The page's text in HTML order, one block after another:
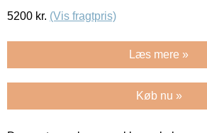
5200 kr. (Vis fragtpris)
Læs mere »
Køb nu »